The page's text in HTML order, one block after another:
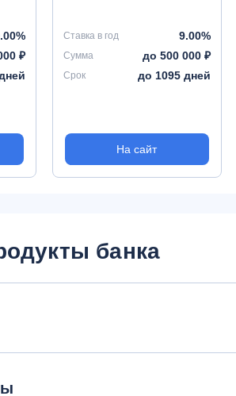
₽
Ставка в год 9.00%
Сумма до 500 000 ₽
Срок до 1095 дней
На сайт
банка